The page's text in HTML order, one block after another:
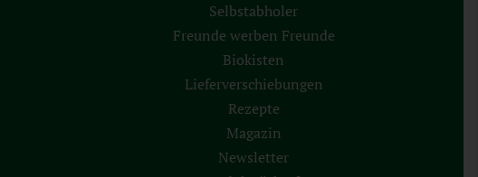
Selbstabholer
Freunde werben Freunde
Biokisten
Lieferverschiebungen
Rezepte
Magazin
Newsletter